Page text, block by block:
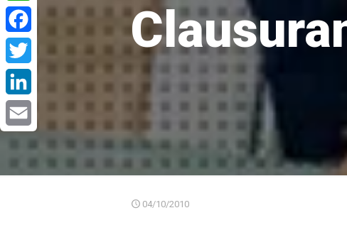
04/10/2010
WhatsApp
Facebook
Twitter
LinkedIn